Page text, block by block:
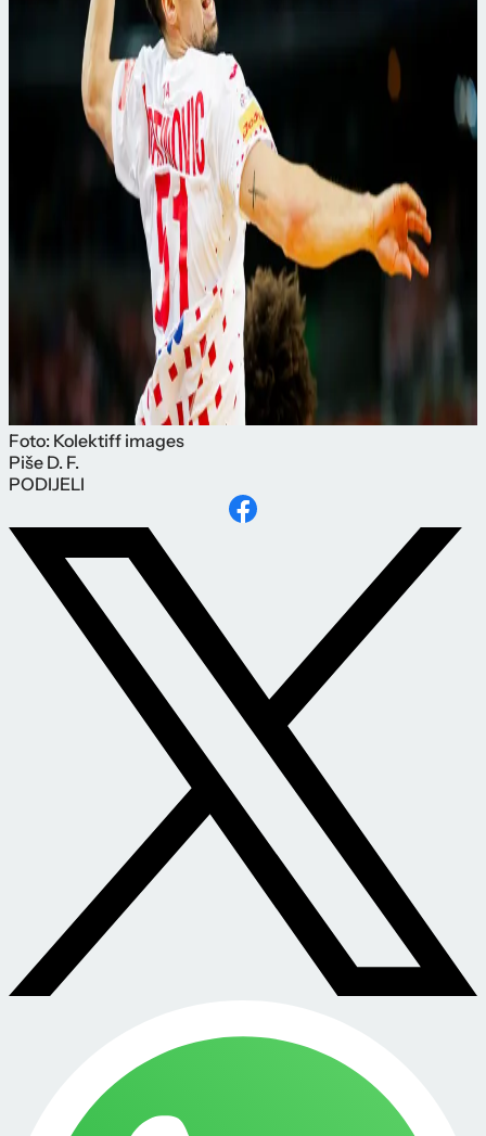
Foto: Kolektiff images
Piše D. F.
PODIJELI